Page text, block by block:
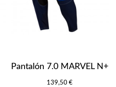
Pantalón 7.0 MARVEL N+
139,50 €